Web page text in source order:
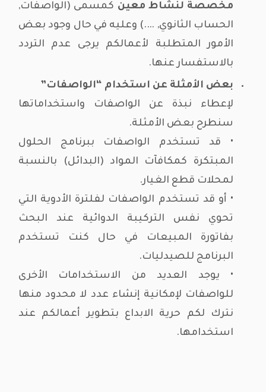
مخصصة لنشاط معين كمسمى (الواصفات,
الحساب الثانوي, ….) وعليه في حال وجود بعض
الأمور المتطلبة لأعمالكم يرجى عدم التردد
بالاستفسار عنها.
بعض الأمثلة عن استخدام “الواصفات”
لإعطاء نبذة عن الواصفات واستخداماتها
سنطرح بعض الأمثلة.
• قد تستخدم الواصفات ببرنامج الحلول
المبتكرة كمكافآت المواد (البدائل) بالنسبة
لمحلات قطع الغيار.
• أو قد تستخدم الواصفات لفلترة الأدوية التي
تحوي نفس التركيبة الدوائية عند البحث
بفاتورة المبيعات في حال كنت تستخدم
البرنامج للصيدليات.
• يوجد العديد من الاستخدامات الأخرى
للواصفات لإمكانية إنشاء عدد لا محدود منها
نترك لكم حرية الابداع بتطوير أعمالكم عند
استخدامها.